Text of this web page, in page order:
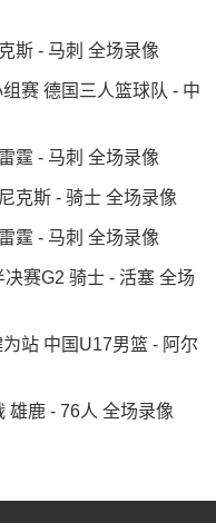
斯 - 马刺 全场录像
赛 德国三人篮球队 - 中
霆 - 马刺 全场录像
克斯 - 骑士 全场录像
霆 - 马刺 全场录像
赛G2 骑士 - 活塞 全场
站 中国U17男篮 - 阿尔
雄鹿 - 76人 全场录像